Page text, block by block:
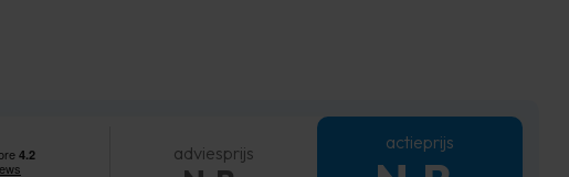
adviesprijs actieprijs